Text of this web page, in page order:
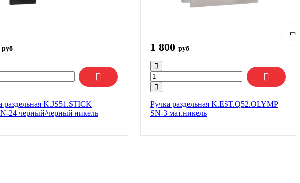
руб
раздельная K.JS51.STICK
24 черный/черный никель
1 800 руб
Ручка раздельная K.EST.Q52.OLYMP
SN-3 мат.никель